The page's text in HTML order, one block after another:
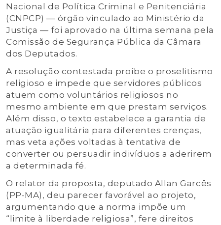
Nacional de Política Criminal e Penitenciária
(CNPCP) — órgão vinculado ao Ministério da
Justiça — foi aprovado na última semana pela
Comissão de Segurança Pública da Câmara
dos Deputados.
A resolução contestada proíbe o proselitismo
religioso e impede que servidores públicos
atuem como voluntários religiosos no
mesmo ambiente em que prestam serviços.
Além disso, o texto estabelece a garantia de
atuação igualitária para diferentes crenças,
mas veta ações voltadas à tentativa de
converter ou persuadir indivíduos a aderirem
a determinada fé.
O relator da proposta, deputado Allan Garcês
(PP-MA), deu parecer favorável ao projeto,
argumentando que a norma impõe um
“limite à liberdade religiosa”, fere direitos